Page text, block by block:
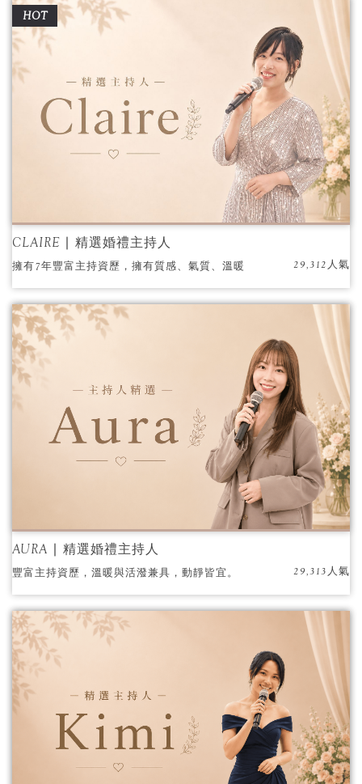
HOT
CLAIRE ∣ 精選婚禮主持人
擁有7年豐富主持資歷，擁有質感、氣質、溫暖
29,312人氣
AURA ∣ 精選婚禮主持人
豐富主持資歷，溫暖與活潑兼具，動靜皆宜。 29,313人氣